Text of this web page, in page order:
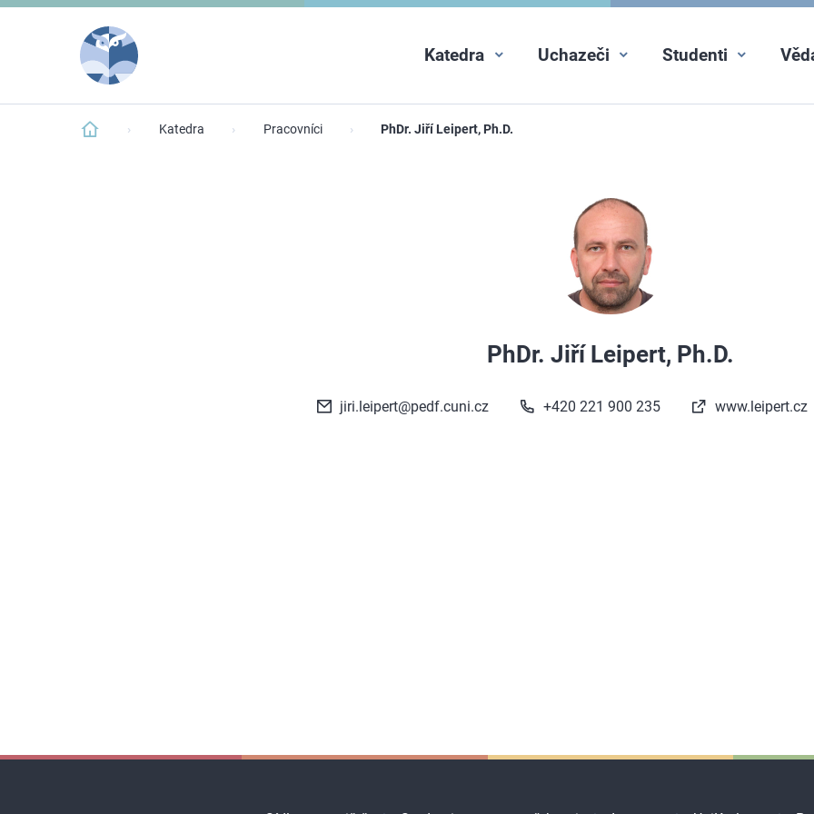
Katedra Uchazeči Studenti
Katedra Pracovníci PhDr. Jiří Leipert, Ph.D.
PhDr. Jiří Leipert, Ph.D.
jiri.leipert@pedf.cuni.cz +420 221 900 235 www.leipert.cz